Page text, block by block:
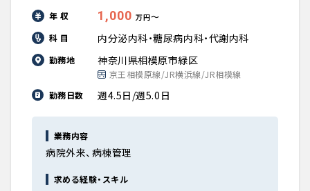
年 収 1,000 万円〜
科 目
内分泌内科・糖尿病内科・代謝内科
勤務地 神奈川県相模原市緑区
京王相模原線/JR横浜線/JR相模線
勤務日数
週4.5日/週5.0日
業務内容
病院外来、病棟管理
求める経験・スキル